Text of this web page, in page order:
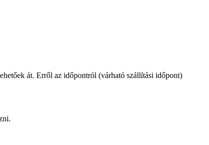
át. Erről az időpontról (várható szállítási időpont)